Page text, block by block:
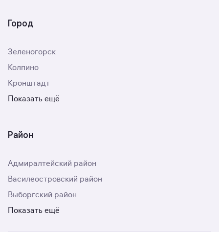
Город
Зеленогорск
Колпино
Кронштадт
Показать ещё
Район
Адмиралтейский район
Василеостровский район
Выборгский район
Показать ещё